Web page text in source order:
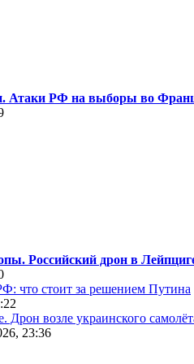
Атаки РФ на выборы во
Российский дрон в
что стоит за решением Путина
Дрон возле украинского
23:36